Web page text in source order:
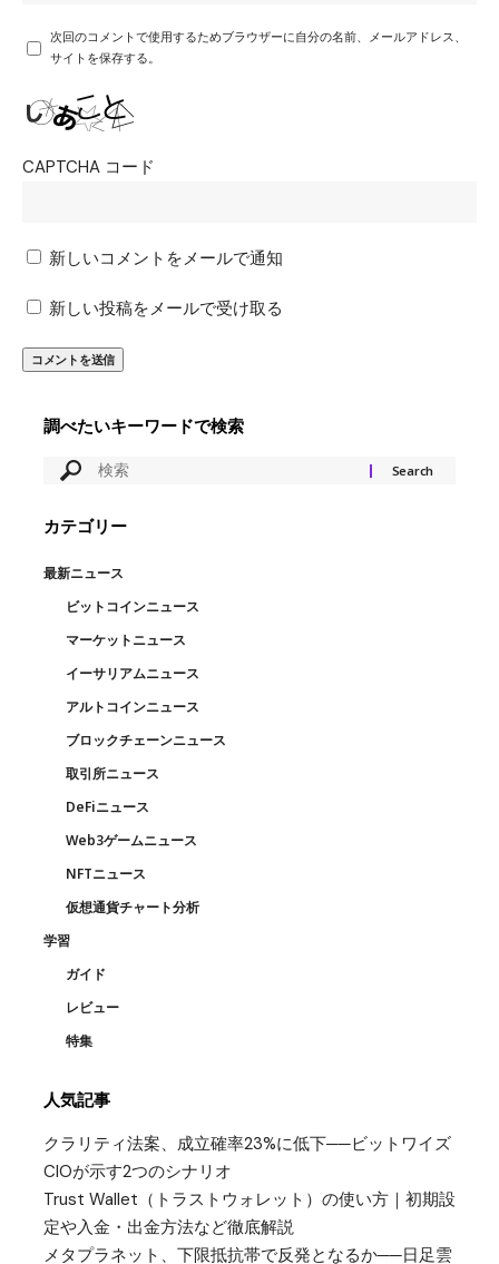
次回のコメントで使用するためブラウザーに自分の名前、メールアドレス、
サイトを保存する。
CAPTCHA コード
新しいコメントをメールで通知
新しい投稿をメールで受け取る
調べたいキーワードで検索
カテゴリー
最新ニュース
ビットコインニュース
マーケットニュース
イーサリアムニュース
アルトコインニュース
ブロックチェーンニュース
取引所ニュース
DeFiニュース
Web3ゲームニュース
NFTニュース
仮想通貨チャート分析
学習
ガイド
レビュー
特集
人気記事
クラリティ法案、成立確率23%に低下──ビットワイズ
CIOが示す2つのシナリオ
Trust Wallet（トラストウォレット）の使い方｜初期設
定や入金・出金方法など徹底解説
メタプラネット、下限抵抗帯で反発となるか──日足雲